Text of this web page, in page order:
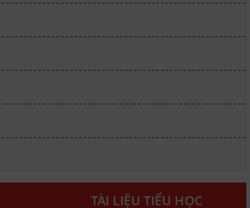
TÀI LIỆU TIỂU HỌC